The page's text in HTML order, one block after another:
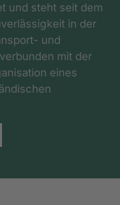
und steht seit dem
in der
und
mit der
eines